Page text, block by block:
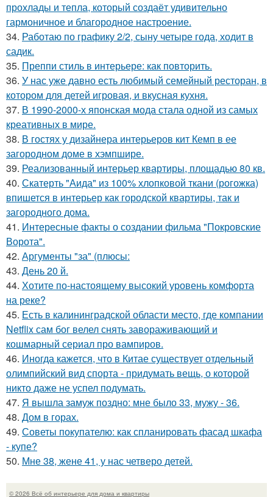
прохлады и тепла, который создаёт удивительно
гармоничное и благородное настроение.
34. Работаю по графику 2/2, сыну четыре года, ходит в
садик.
35. Преппи стиль в интерьере: как повторить.
36. У нас уже давно есть любимый семейный ресторан, в
котором для детей игровая, и вкусная кухня.
37. В 1990-2000-х японская мода стала одной из самых
креативных в мире.
38. В гостях у дизайнера интерьеров кит Кемп в ее
загородном доме в хэмпшире.
39. Реализованный интерьер квартиры, площадью 80 кв.
40. Скатерть "Аида" из 100% хлопковой ткани (рогожка)
впишется в интерьер как городской квартиры, так и
загородного дома.
41. Интересные факты о создании фильма "Покровские
Ворота".
42. Аргументы "за" (плюсы:
43. День 20 й.
44. Хотите по-настоящему высокий уровень комфорта
на реке?
45. Есть в калининградской области место, где компании
Netflix сам бог велел снять завораживающий и
кошмарный сериал про вампиров.
46. Иногда кажется, что в Китае существует отдельный
олимпийский вид спорта - придумать вещь, о которой
никто даже не успел подумать.
47. Я вышла замуж поздно: мне было 33, мужу - 36.
48. Дом в горах.
49. Советы покупателю: как спланировать фасад шкафа
- купе?
50. Мне 38, жене 41, у нас четверо детей.
© 2026 Всё об интерьере для дома и квартиры